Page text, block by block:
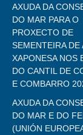
AXUDA DA
DO MAR PARA O
PROXECTO DE
SEMENTEIRA DE
XAPONESA NOS
DO CANTIL DE
E COMBARRO
AXUDA DA
DO MAR E DO
(UNIÓN